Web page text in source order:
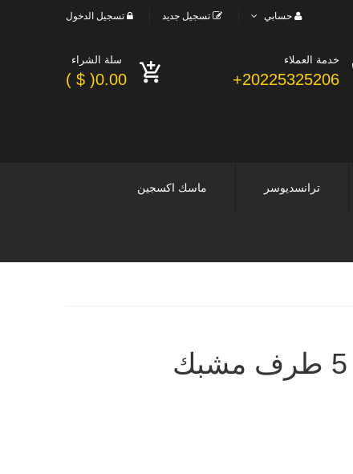
حسابي تسجيل جديد تسجيل الدخول
خدمة العملاء
20225325206+
سلة الشراء
0.00( $ )
ترانسديوسر ماسك اكسجين